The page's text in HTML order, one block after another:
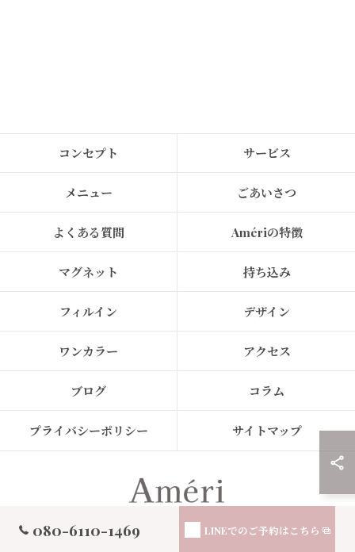
080-6110-1469 LINEでのご予約はこちら
コンセプト サービス
メニュー ごあいさつ
よくある質問 Amériの特徴
マグネット 持ち込み
フィルイン デザイン
ワンカラー アクセス
ブログ コラム
プライバシーポリシー サイトマップ
© 2026 東京都恵比寿のネイルサロンならAmeri ALL RIGHTS RESERVED.